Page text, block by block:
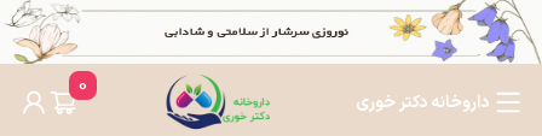
داروخانه دکتر خوری
0